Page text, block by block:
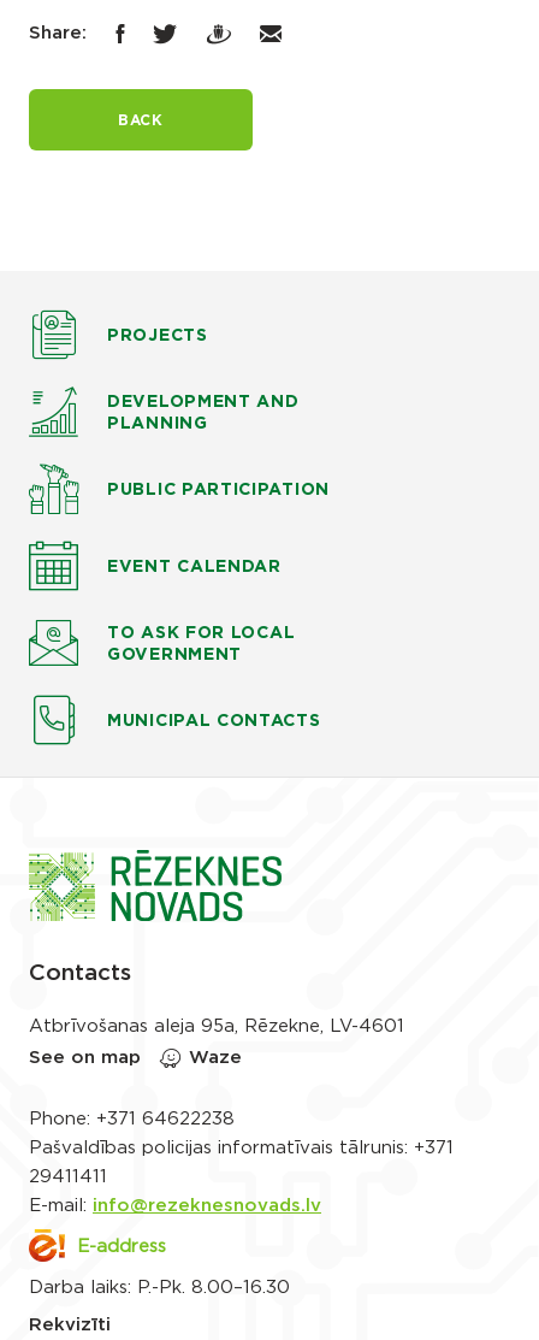
Share:
BACK
PROJECTS
DEVELOPMENT AND
PLANNING
PUBLIC PARTICIPATION
EVENT CALENDAR
TO ASK FOR LOCAL
GOVERNMENT
MUNICIPAL CONTACTS
Contacts
Atbrīvošanas aleja 95a, Rēzekne, LV-4601
See on map
Waze
Phone: +371 64622238
Pašvaldības policijas informatīvais tālrunis: +371
29411411
E-mail: info@rezeknesnovads.lv
E-address
Darba laiks: P.-Pk. 8.00–16.30
Rekvizīti